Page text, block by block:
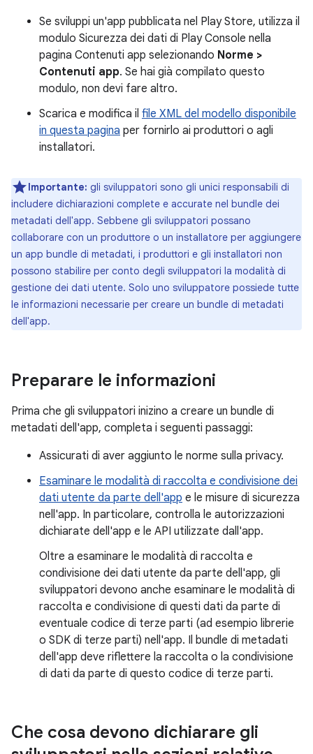
Se sviluppi un'app pubblicata nel Play Store, utilizza il
modulo Sicurezza dei dati di Play Console nella
pagina Contenuti app selezionando Norme >
Contenuti app. Se hai già compilato questo
modulo, non devi fare altro.
Scarica e modifica il file XML del modello disponibile
in questa pagina per fornirlo ai produttori o agli
installatori.
Importante: gli sviluppatori sono gli unici responsabili di
includere dichiarazioni complete e accurate nel bundle dei
metadati dell'app. Sebbene gli sviluppatori possano
collaborare con un produttore o un installatore per aggiungere
un app bundle di metadati, i produttori e gli installatori non
possono stabilire per conto degli sviluppatori la modalità di
gestione dei dati utente. Solo uno sviluppatore possiede tutte
le informazioni necessarie per creare un bundle di metadati
dell'app.
Preparare le informazioni
Prima che gli sviluppatori inizino a creare un bundle di
metadati dell'app, completa i seguenti passaggi:
Assicurati di aver aggiunto le norme sulla privacy.
Esaminare le modalità di raccolta e condivisione dei
dati utente da parte dell'app e le misure di sicurezza
nell'app. In particolare, controlla le autorizzazioni
dichiarate dell'app e le API utilizzate dall'app.
Oltre a esaminare le modalità di raccolta e
condivisione dei dati utente da parte dell'app, gli
sviluppatori devono anche esaminare le modalità di
raccolta e condivisione di questi dati da parte di
eventuale codice di terze parti (ad esempio librerie
o SDK di terze parti) nell'app. Il bundle di metadati
dell'app deve riflettere la raccolta o la condivisione
di dati da parte di questo codice di terze parti.
Che cosa devono dichiarare gli